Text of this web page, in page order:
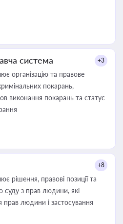
система +3
організацію та правове
покарань,
виконання покарань та статус
+8
рішення, правові позиції та
суду з прав людини, які
людини і застосування